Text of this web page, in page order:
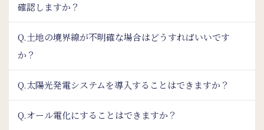
確認しますか？
Q.土地の境界線が不明確な場合はどうすればいいです
か？
Q.太陽光発電システムを導入することはできますか？
Q.オール電化にすることはできますか？